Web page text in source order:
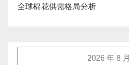
全球棉花供需格局分析
2026 年 8 月